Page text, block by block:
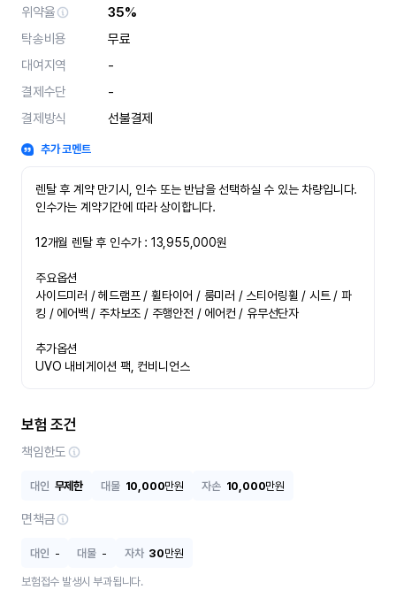
위약율
35%
탁송비용
무료
대여지역
-
결제수단
-
결제방식
선불결제
추가 코멘트
렌탈 후 계약 만기시, 인수 또는 반납을 선택하실 수 있는 차량입니다.
인수가는 계약기간에 따라 상이합니다.
12개월 렌탈 후 인수가 : 13,955,000원
주요옵션
사이드미러 / 헤드램프 / 휠타이어 / 룸미러 / 스티어링휠 / 시트 / 파
킹 / 에어백 / 주차보조 / 주행안전 / 에어컨 / 유무선단자
추가옵션
UVO 내비게이션 팩, 컨비니언스
보험 조건
책임한도
대인 무제한 대물 10,000만원 자손 10,000만원
면책금
대인 - 대물 - 자차 30만원
보험접수 발생시 부과됩니다.